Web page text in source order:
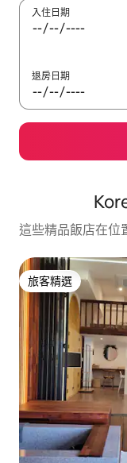
入住日期
退房日期
這些精品飯店在位
旅客精選
旅客精選